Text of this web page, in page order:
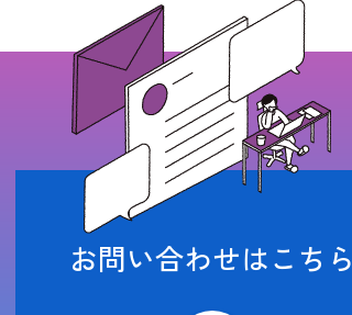
お問い合わせはこちら